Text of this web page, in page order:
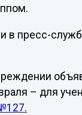
в пресс-
– для